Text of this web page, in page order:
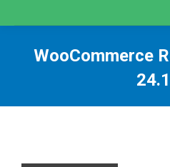
WooCommerce